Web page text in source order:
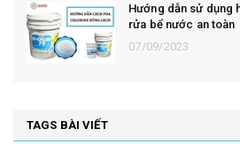
Hướng dẫn sử dụng
rửa bể nước an toàn
07/09/2023
TAGS BÀI VIẾT